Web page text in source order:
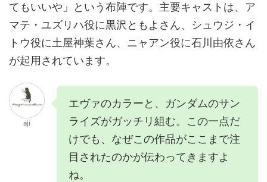
てもいいや」という布陣です。主要キャストは、ア
マテ・ユズリハ役に黒沢ともよさん、シュウジ・イ
トウ役に土屋神葉さん、ニャアン役に石川由依さん
が起用されています。
aji
エヴァのカラーと、ガンダムのサン
ライズがガッチリ組む。この一点だ
けでも、なぜこの作品がここまで注
目されたのかが伝わってきますよ
ね。